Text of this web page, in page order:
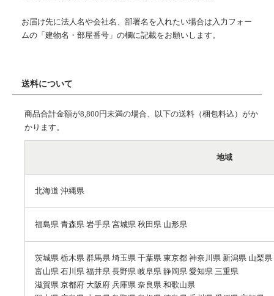
お届け先に法人名や会社名、部署名を入れたい場合は入力フォー
ムの「建物名・部屋番号」の欄に記載をお願いします。
送料について
商品合計金額が8,800円未満の場合、以下の送料（梱包料込）がか
かります。
地域
北海道 沖縄県
福島県 青森県 岩手県 宮城県 秋田県 山形県
茨城県 栃木県 群馬県 埼玉県 千葉県 東京都 神奈川県 新潟県 山梨県
富山県 石川県 福井県 長野県 岐阜県 静岡県 愛知県 三重県
滋賀県 京都府 大阪府 兵庫県 奈良県 和歌山県